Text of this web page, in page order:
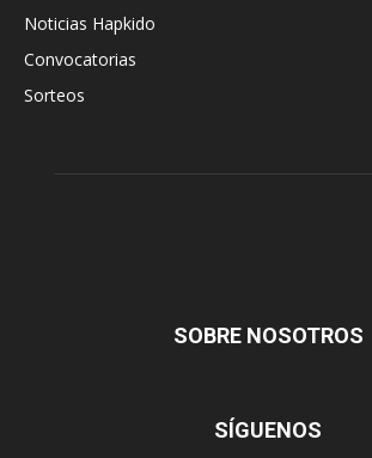
Noticias Hapkido
Convocatorias
Sorteos
SOBRE NOSOTROS
SÍGUENOS